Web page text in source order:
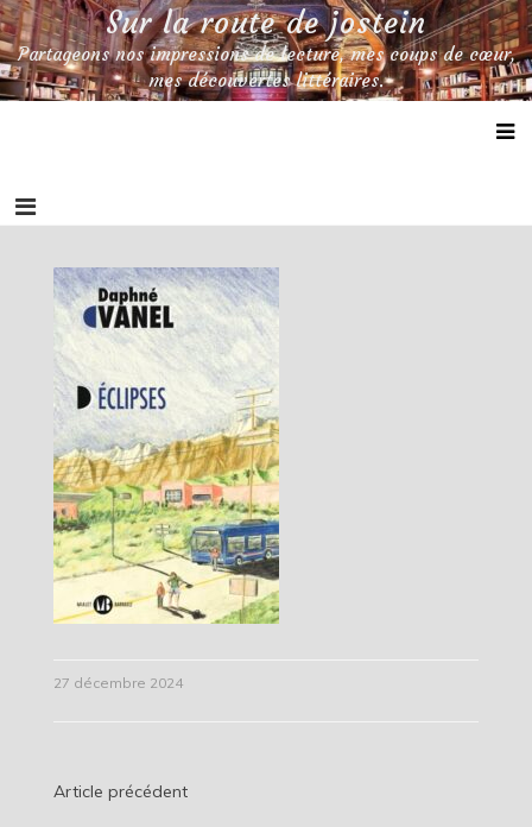
Skip
to
content
Sur la route de jostein
Partageons nos impressions de lecture, mes coups de cœur,
mes découvertes littéraires.
27 décembre 2024
Navigation
Article précédent